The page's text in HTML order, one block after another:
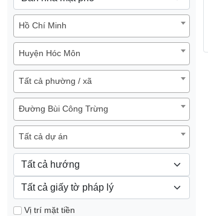
Hồ Chí Minh
Huyện Hóc Môn
Tất cả phường / xã
Đường Bùi Công Trừng
Tất cả dự án
Vị trí mặt tiền